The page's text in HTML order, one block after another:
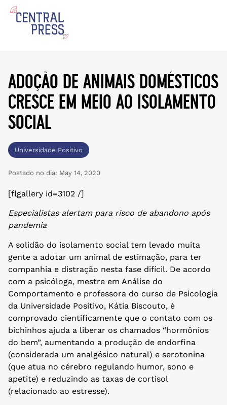
adoção de animais domésticos
cresce em meio ao isolamento
social
Universidade Positivo
Postado no dia: May 14, 2020
[flgallery id=3102 /]
Especialistas alertam para risco de abandono após
pandemia
A solidão do isolamento social tem levado muita
gente a adotar um animal de estimação, para ter
companhia e distração nesta fase difícil. De acordo
com a psicóloga, mestre em Análise do
Comportamento e professora do curso de Psicologia
da Universidade Positivo, Kátia Biscouto, é
comprovado cientificamente que o contato com os
bichinhos ajuda a liberar os chamados “hormônios
do bem”, aumentando a produção de endorfina
(considerada um analgésico natural) e serotonina
(que atua no cérebro regulando humor, sono e
apetite) e reduzindo as taxas de cortisol
(relacionado ao estresse).